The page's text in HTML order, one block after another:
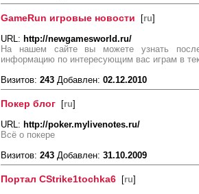
GameRun игровые новости [ru]
URL: http://newgamesworld.ru/
На нашем сайте вы можете узнать
информацию по интересующим вас играм в
Визитов: 243 Добавлен: 02.12.2010
Покер блог [ru]
URL: http://poker.mylivenotes.ru/
Всё о покере
Визитов: 243 Добавлен: 31.10.2009
Портал CStrike1tochka6 [ru]